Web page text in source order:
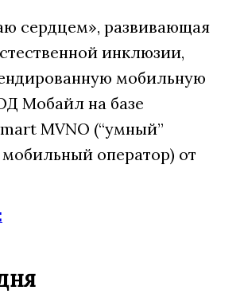
сердцем», развивающая
инклюзии,
мобильную
Мобайл на базе
MVNO (“умный”
оператор) от